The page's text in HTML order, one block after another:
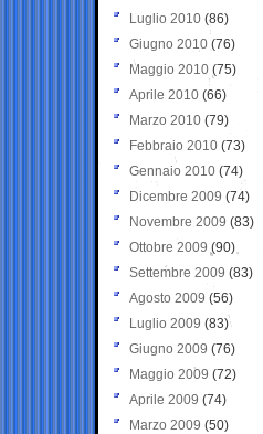
Luglio 2010 (86)
Giugno 2010 (76)
Maggio 2010 (75)
Aprile 2010 (66)
Marzo 2010 (79)
Febbraio 2010 (73)
Gennaio 2010 (74)
Dicembre 2009 (74)
Novembre 2009 (83)
Ottobre 2009 (90)
Settembre 2009 (83)
Agosto 2009 (56)
Luglio 2009 (83)
Giugno 2009 (76)
Maggio 2009 (72)
Aprile 2009 (74)
Marzo 2009 (50)